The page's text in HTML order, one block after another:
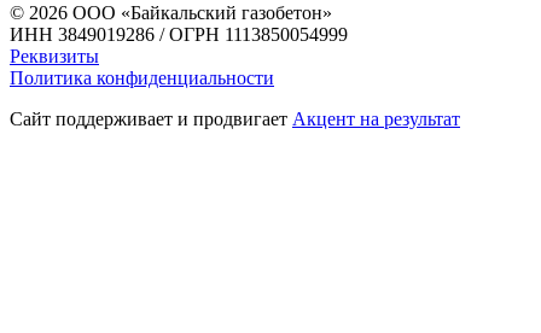
© 2026 ООО «Байкальский газобетон»
ИНН 3849019286 / ОГРН 1113850054999
Реквизиты
Политика конфиденциальности
Сайт поддерживает и продвигает Акцент на результат